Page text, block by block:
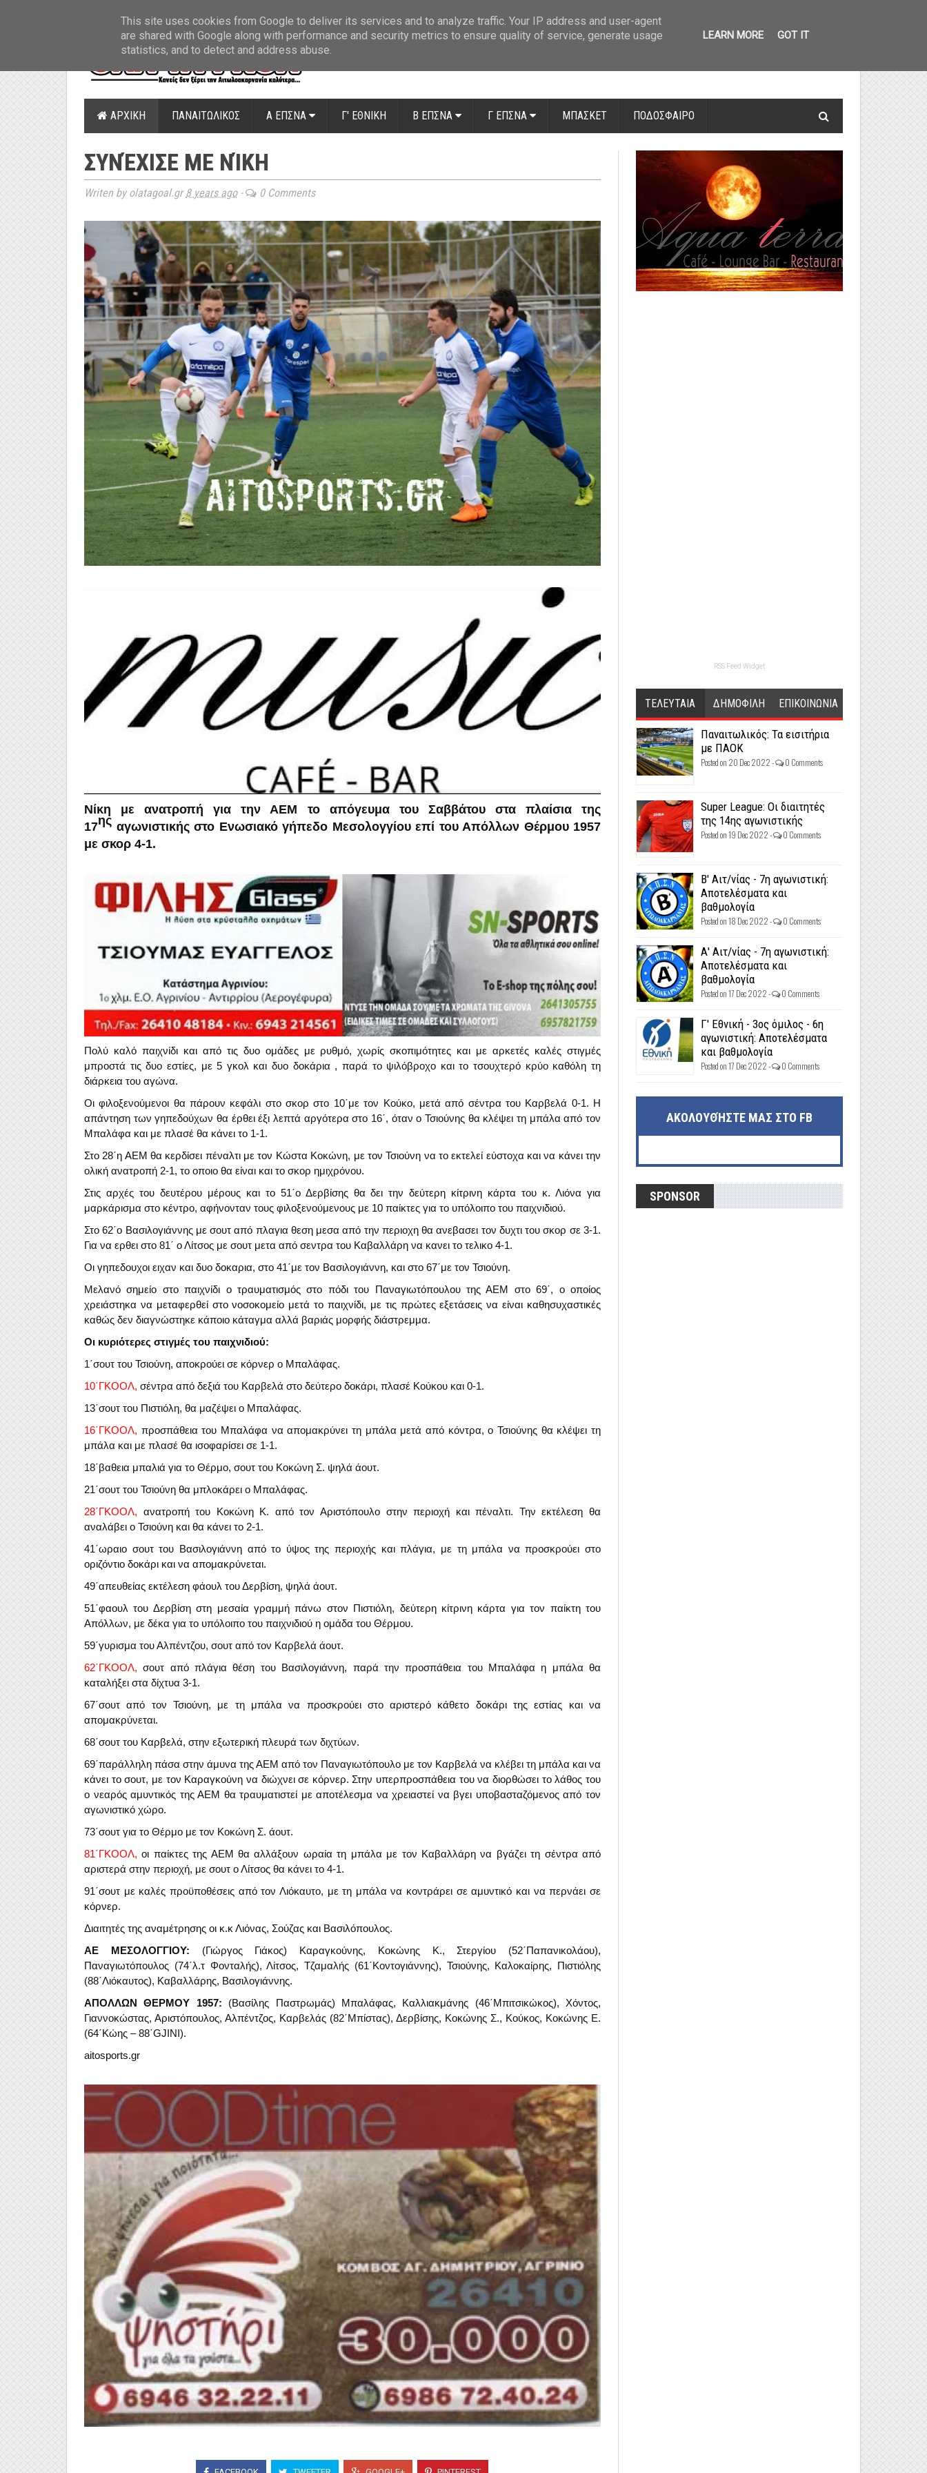
ΑΡΧΙΚΗ ΠΑΝΑΙΤΩΛΙΚΟΣ Α ΕΠΣΝΑ Γ' ΕΘΝΙΚΗ Β ΕΠΣΝΑ Γ ΕΠΣΝΑ ΜΠΑΣΚΕΤ ΠΟΔΟΣΦΑΙΡΟ
ΣΥΝΈΧΙΣΕ ΜΕ ΝΊΚΗ
Writen by olatagoal.gr8 years ago- 0 Comments
Νίκη με ανατροπή για την ΑΕΜ το απόγευμα του Σαββάτου στα πλαίσια της
17ης αγωνιστικής στο Eνωσιακό γήπεδο Μεσολογγίου επί του Απόλλων Θέρμου 1957
με σκορ 4-1.
Πολύ καλό παιχνίδι και από τις δυο ομάδες με ρυθμό, χωρίς σκοπιμότητες και με αρκετές καλές στιγμές
μπροστά τις δυο εστίες, με 5 γκολ και δυο δοκάρια , παρά το ψιλόβροχο και το τσουχτερό κρύο καθόλη τη
διάρκεια του αγώνα.
Οι φιλοξενούμενοι θα πάρουν κεφάλι στο σκορ στο 10΄με τον Κούκο, μετά από σέντρα του Καρβελά 0-1. Η
απάντηση των γηπεδούχων θα έρθει έξι λεπτά αργότερα στο 16΄, όταν ο Τσιούνης θα κλέψει τη μπάλα από τον
Μπαλάφα και με πλασέ θα κάνει το 1-1.
Στο 28΄η ΑΕΜ θα κερδίσει πέναλτι με τον Κώστα Κοκώνη, με τον Τσιούνη να το εκτελεί εύστοχα και να κάνει την
ολική ανατροπή 2-1, το οποιο θα είναι και το σκορ ημιχρόνου.
Στις αρχές του δευτέρου μέρους και το 51΄ο Δερβίσης θα δει την δεύτερη κίτρινη κάρτα του κ. Λιόνα για
μαρκάρισμα στο κέντρο, αφήνονταν τους φιλοξενούμενους με 10 παίκτες για το υπόλοιπο του παιχνιδιού.
Στο 62΄ο Βασιλογιάννης με σουτ από πλαγια θεση μεσα από την περιοχη θα ανεβασει τον δυχτι του σκορ σε 3-1.
Για να ερθει στο 81΄ ο Λίτσος με σουτ μετα από σεντρα του Καβαλλάρη να κανει το τελικο 4-1.
Οι γηπεδουχοι ειχαν και δυο δοκαρια, στο 41΄με τον Βασιλογιάννη, και στο 67΄με τον Τσιούνη.
Μελανό σημείο στο παιχνίδι ο τραυματισμός στο πόδι του Παναγιωτόπουλου της ΑΕΜ στο 69΄, ο οποίος
χρειάστηκα να μεταφερθεί στο νοσοκομείο μετά το παιχνίδι, με τις πρώτες εξετάσεις να είναι καθησυχαστικές
καθώς δεν διαγνώστηκε κάποιο κάταγμα αλλά βαριάς μορφής διάστρεμμα.
Οι κυριότερες στιγμές του παιχνιδιού:
1΄σουτ του Τσιούνη, αποκρούει σε κόρνερ ο Μπαλάφας.
10΄ΓΚΟΟΛ, σέντρα από δεξιά του Καρβελά στο δεύτερο δοκάρι, πλασέ Κούκου και 0-1.
13΄σουτ του Πιστιόλη, θα μαζέψει ο Μπαλάφας.
16΄ΓΚΟΟΛ, προσπάθεια του Μπαλάφα να απομακρύνει τη μπάλα μετά από κόντρα, ο Τσιούνης θα κλέψει τη
μπάλα και με πλασέ θα ισοφαρίσει σε 1-1.
18΄βαθεια μπαλιά για το Θέρμο, σουτ του Κοκώνη Σ. ψηλά άουτ.
21΄σουτ του Τσιούνη θα μπλοκάρει ο Μπαλάφας.
28΄ΓΚΟΟΛ, ανατροπή του Κοκώνη Κ. από τον Αριστόπουλο στην περιοχή και πέναλτι. Την εκτέλεση θα
αναλάβει ο Τσιούνη και θα κάνει το 2-1.
41΄ωραιο σουτ του Βασιλογιάννη από το ύψος της περιοχής και πλάγια, με τη μπάλα να προσκρούει στο
οριζόντιο δοκάρι και να απομακρύνεται.
49΄απευθείας εκτέλεση φάουλ του Δερβίση, ψηλά άουτ.
51΄φαουλ του Δερβίση στη μεσαία γραμμή πάνω στον Πιστιόλη, δεύτερη κίτρινη κάρτα για τον παίκτη του
Απόλλων, με δέκα για το υπόλοιπο του παιχνιδιού η ομάδα του Θέρμου.
59΄γυρισμα του Αλπέντζου, σουτ από τον Καρβελά άουτ.
62΄ΓΚΟΟΛ, σουτ από πλάγια θέση του Βασιλογιάννη, παρά την προσπάθεια του Μπαλάφα η μπάλα θα
καταλήξει στα δίχτυα 3-1.
67΄σουτ από τον Τσιούνη, με τη μπάλα να προσκρούει στο αριστερό κάθετο δοκάρι της εστίας και να
απομακρύνεται.
68΄σουτ του Καρβελά, στην εξωτερική πλευρά των διχτύων.
69΄παράλληλη πάσα στην άμυνα της ΑΕΜ από τον Παναγιωτόπουλο με τον Καρβελά να κλέβει τη μπάλα και να
κάνει το σουτ, με τον Καραγκούνη να διώχνει σε κόρνερ. Στην υπερπροσπάθεια του να διορθώσει το λάθος του
ο νεαρός αμυντικός της ΑΕΜ θα τραυματιστεί με αποτέλεσμα να χρειαστεί να βγει υποβασταζόμενος από τον
αγωνιστικό χώρο.
73΄σουτ για το Θέρμο με τον Κοκώνη Σ. άουτ.
81΄ΓΚΟΟΛ, οι παίκτες της ΑΕΜ θα αλλάξουν ωραία τη μπάλα με τον Καβαλλάρη να βγάζει τη σέντρα από
αριστερά στην περιοχή, με σουτ ο Λίτσος θα κάνει το 4-1.
91΄σουτ με καλές προϋποθέσεις από τον Λιόκαυτο, με τη μπάλα να κοντράρει σε αμυντικό και να περνάει σε
κόρνερ.
Διαιτητές της αναμέτρησης οι κ.κ Λιόνας, Σούζας και Βασιλόπουλος.
ΑΕ ΜΕΣΟΛΟΓΓΙΟΥ: (Γιώργος Γιάκος) Καραγκούνης, Κοκώνης Κ., Στεργίου (52΄Παπανικολάου),
Παναγιωτόπουλος (74΄λ.τ Φονταλής), Λίτσος, Τζαμαλής (61΄Κοντογιάννης), Τσιούνης, Καλοκαίρης, Πιστιόλης
(88΄Λιόκαυτος), Καβαλλάρης, Βασιλογιάννης.
ΑΠΟΛΛΩΝ ΘΕΡΜΟΥ 1957: (Βασίλης Παστρωμάς) Μπαλάφας, Καλλιακμάνης (46΄Μπιτσικώκος), Χόντος,
Γιαννοκώστας, Αριστόπουλος, Αλπέντζος, Καρβελάς (82΄Μπίστας), Δερβίσης, Κοκώνης Σ., Κούκος, Κοκώνης Ε.
(64΄Κώης – 88΄GJINI).
aitosports.gr
RSS Feed Widget
ΤΕΛΕΥΤΑΙΑ ΔΗΜΟΦΙΛΗ ΕΠΙΚΟΙΝΩΝΙΑ
Παναιτωλικός: Τα εισιτήρια
με ΠΑΟΚ
Posted on 20 Dec 2022 - 0 Comments
Super League: Οι διαιτητές
της 14ης αγωνιστικής
Posted on 19 Dec 2022 - 0 Comments
Β' Αιτ/νίας - 7η αγωνιστική:
Αποτελέσματα και
βαθμολογία
Posted on 18 Dec 2022 - 0 Comments
Α' Αιτ/νίας - 7η αγωνιστική:
Αποτελέσματα και
βαθμολογία
Posted on 17 Dec 2022 - 0 Comments
Γ' Εθνική - 3ος όμιλος - 6η
αγωνιστική: Αποτελέσματα
και βαθμολογία
Posted on 17 Dec 2022 - 0 Comments
ΑΚΟΛΟΥΘΉΣΤΕ ΜΑΣ ΣΤΟ FB
SPONSOR
This site uses cookies from Google to deliver its services and to analyze traffic. Your IP address and user-agent
are shared with Google along with performance and security metrics to ensure quality of service, generate usage
statistics, and to detect and address abuse.
LEARN MORE GOT IT